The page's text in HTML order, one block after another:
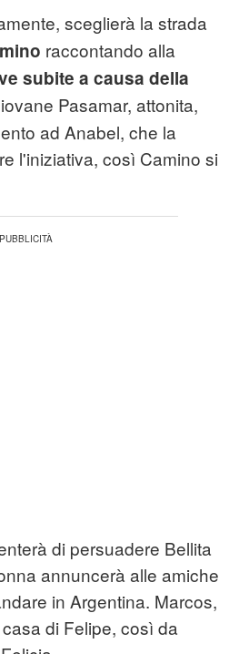
sceglierà la strada
raccontando alla
subite a causa della
Pasamar, attonita,
ad Anabel, che la
l'iniziativa, così Camino si
di persuadere Bellita
annuncerà alle amiche
in Argentina. Marcos,
di Felipe, così da